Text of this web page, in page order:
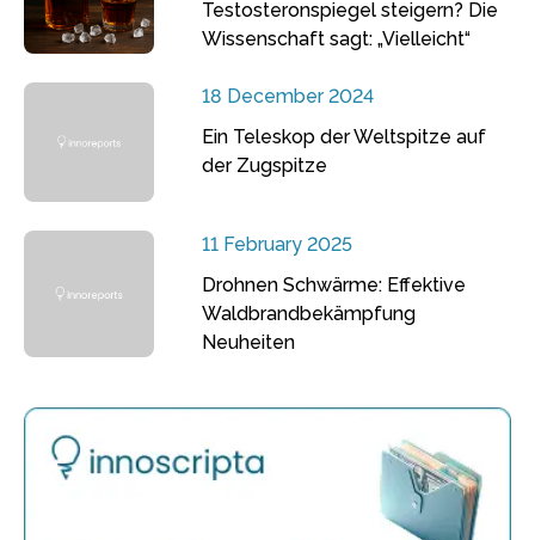
Testosteronspiegel steigern? Die
Wissenschaft sagt: „Vielleicht“
18 December 2024
Ein Teleskop der Weltspitze auf
der Zugspitze
11 February 2025
Drohnen Schwärme: Effektive
Waldbrandbekämpfung
Neuheiten